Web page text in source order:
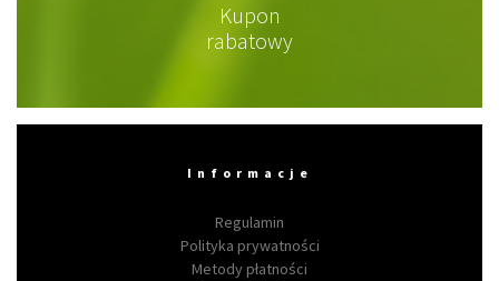
Kupon
rabatowy
Informacje
Regulamin
Polityka prywatności
Metody płatności